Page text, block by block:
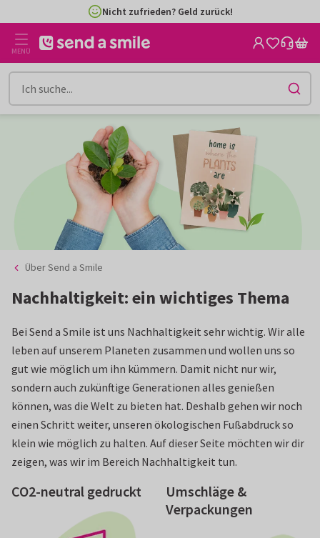
Inhalt
gehen
Filter
Nicht zufrieden? Geld zurück!
MENÜ
Über Send a Smile
Nachhaltigkeit: ein wichtiges Thema
Bei Send a Smile ist uns Nachhaltigkeit sehr wichtig. Wir alle
leben auf unserem Planeten zusammen und wollen uns so
gut wie möglich um ihn kümmern. Damit nicht nur wir,
sondern auch zukünftige Generationen alles genießen
können, was die Welt zu bieten hat. Deshalb gehen wir noch
einen Schritt weiter, unseren ökologischen Fußabdruck so
klein wie möglich zu halten. Auf dieser Seite möchten wir dir
zeigen, was wir im Bereich Nachhaltigkeit tun.
CO2-neutral gedruckt
Umschläge &
Verpackungen